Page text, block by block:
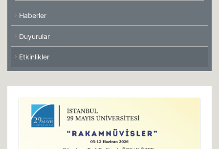
Haberler
Duyurular
Etkinlikler